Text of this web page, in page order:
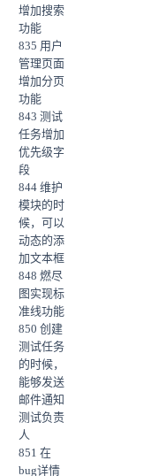
增加搜索
功能
835 用户
管理页面
增加分页
功能
843 测试
任务增加
优先级字
段
844 维护
模块的时
候，可以
动态的添
加文本框
848 燃尽
图实现标
准线功能
850 创建
测试任务
的时候，
能够发送
邮件通知
测试负责
人
851 在
bug详情